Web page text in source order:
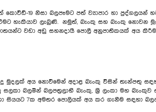
19 නිසා බලපෑමට පත් ව්‍යාපාර හා
හැකියාව ලැබුණි. නමුත්, බැංකු සහ බැංකු නොවන
වඩා අඩු සහනදායී පොලී අනුපාතිකයක් අය
මුදලක් අය නොවීමෙන් අදාළ බැංකු විසින් තැන්පතු
බලමින් බලපත්‍රලාභී බැංකු, ශ්‍රී ලංකා මහ
7ක අමතර පොලියක් අය කර ගැනීම සඳහා